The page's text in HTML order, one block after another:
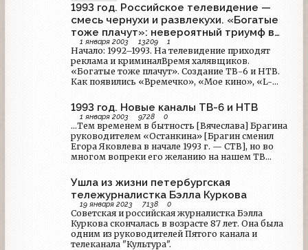
1993 год. Российское телевидение —
смесь чернухи и развлекухи. «Богатые
тоже плачут»: невероятный триумф в
России
1 января 2003 13209 1
Начало: 1992–1993. На телевидение приходят
реклама и криминалВремя халявщиков.
«Богатые тоже плачут». Создание ТВ-6 и НТВ.
Как появились «Времечко», «Мое кино», «L-
Круговорот Яковлевых на ТВ: сняли Егора,
назначили Александра. Леня Голубков и другие
«обувают» страну.
1993 год. Новые каналы ТВ-6 и НТВ
1 января 2003 9728 0
...Тем временем в бытность [Вячеслава] Брагина
руководителем «Останкина» [Брагин сменил
Егора Яковлева в начале 1993 г. — СТВ], но во
многом вопреки его желанию на нашем ТВ
НТВ. Первая была создана Эдуардом Сагалаевым
— известным телевизионщиком с многолетним
стажем работы в этой сфере: он еще в 1967 году
работал директором Комитета по
радиовещанию и телевидению при
Самаркандском облисполкоме, а в 1975-м занял
должность зам.
Ушла из жизни петербургская
тележурналистка Бэлла Куркова
19 января 2023 7138 0
Советская и российская журналистка Бэлла
Куркова скончалась в возрасте 87 лет. Она была
одним из руководителей Пятого канала и
телеканала "Культура".